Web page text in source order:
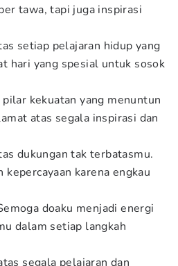
tawa, tapi juga inspirasi
setiap pelajaran hidup yang
hari yang spesial untuk sosok
kekuatan yang menuntun
atas segala inspirasi dan
dukungan tak terbatasmu.
karena engkau
doaku menjadi energi
dalam setiap langkah
segala pelajaran dan